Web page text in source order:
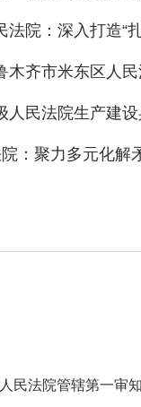
：深入打造“
市米东区人民
法院生产建设
聚力多元化解
民法院管辖第一审